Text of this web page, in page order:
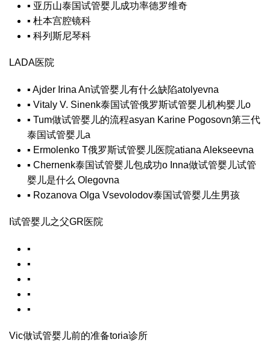
▪ 亚历山泰国试管婴儿成功率德罗维奇
▪ 杜本宫腔镜科
▪ 科列斯尼琴科
LADA医院
▪ Ajder Irina An试管婴儿有什么缺陷atolyevna
▪ Vitaly V. Sinenk泰国试管俄罗斯试管婴儿机构婴儿o
▪ Tum做试管婴儿的流程asyan Karine Pogosovn第三代
泰国试管婴儿a
▪ Ermolenko T俄罗斯试管婴儿医院atiana Alekseevna
▪ Chernenk泰国试管婴儿包成功o Inna做试管婴儿试管
婴儿是什么 Olegovna
▪ Rozanova Olga Vsevolodov泰国试管婴儿生男孩
试管婴儿之父GR医院
▪
▪
▪
▪
▪
Vic做试管婴儿前的准备toria诊所